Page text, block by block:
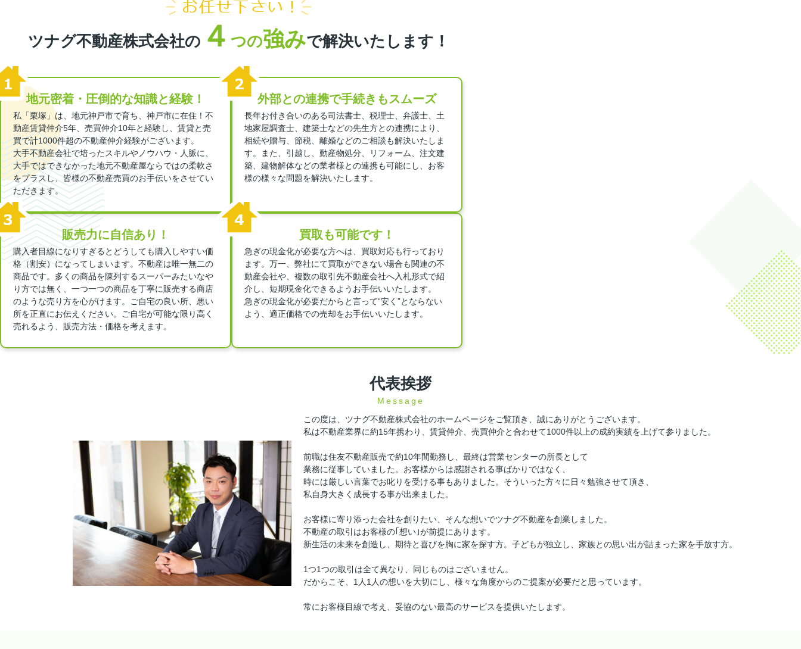
ツナグ不動産株式会社の ４ つの強みで解決いたします！
地元密着・圧倒的な知識と経験！
私「栗塚」は、地元神戸市で育ち、神戸市に在住！不
動産賃貸仲介5年、売買仲介10年と経験し、賃貸と売
買で計1000件超の不動産仲介経験がございます。
大手不動産会社で培ったスキルやノウハウ・人脈に、
大手ではできなかった地元不動産屋ならではの柔軟さ
をプラスし、皆様の不動産売買のお手伝いをさせてい
ただきます。
外部との連携で手続きもスムーズ
長年お付き合いのある司法書士、税理士、弁護士、土
地家屋調査士、建築士などの先生方との連携により、
相続や贈与、節税、離婚などのご相談も解決いたしま
す。また、引越し、動産物処分、リフォーム、注文建
築、建物解体などの業者様との連携も可能にし、お客
様の様々な問題を解決いたします。
販売力に自信あり！
購入者目線になりすぎるとどうしても購入しやすい価
格（割安）になってしまいます。不動産は唯一無二の
商品です。多くの商品を陳列するスーパーみたいなや
り方では無く、一つ一つの商品を丁寧に販売する商店
のような売り方を心がけます。ご自宅の良い所、悪い
所を正直にお伝えください。ご自宅が可能な限り高く
売れるよう、販売方法・価格を考えます。
買取も可能です！
急ぎの現金化が必要な方へは、買取対応も行っており
ます。万一、弊社にて買取ができない場合も関連の不
動産会社や、複数の取引先不動産会社へ入札形式で紹
介し、短期現金化できるようお手伝いいたします。
急ぎの現金化が必要だからと言って“安く”とならない
よう、適正価格での売却をお手伝いいたします。
代表挨拶
Message
この度は、ツナグ不動産株式会社のホームページをご覧頂き、誠にありがとうございます。
私は不動産業界に約15年携わり、賃貸仲介、売買仲介と合わせて1000件以上の成約実績を上げて参りました。
前職は住友不動産販売で約10年間勤務し、最終は営業センターの所長として
業務に従事していました。お客様からは感謝される事ばかりではなく、
時には厳しい言葉でお叱りを受ける事もありました。そういった方々に日々勉強させて頂き、
私自身大きく成長する事が出来ました。
お客様に寄り添った会社を創りたい、そんな想いでツナグ不動産を創業しました。
不動産の取引はお客様の｢想い｣が前提にあります。
新生活の未来を創造し、期待と喜びを胸に家を探す方。子どもが独立し、家族との思い出が詰まった家を手放す方。
1つ1つの取引は全て異なり、同じものはございません。
だからこそ、1人1人の想いを大切にし、様々な角度からのご提案が必要だと思っています。
常にお客様目線で考え、妥協のない最高のサービスを提供いたします。